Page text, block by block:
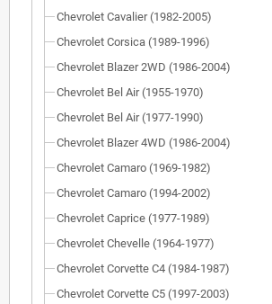
Chevrolet Cavalier (1982-2005)
Chevrolet Corsica (1989-1996)
Chevrolet Blazer 2WD (1986-2004)
Chevrolet Bel Air (1955-1970)
Chevrolet Bel Air (1977-1990)
Chevrolet Blazer 4WD (1986-2004)
Chevrolet Camaro (1969-1982)
Chevrolet Camaro (1994-2002)
Chevrolet Caprice (1977-1989)
Chevrolet Chevelle (1964-1977)
Chevrolet Corvette C4 (1984-1987)
Chevrolet Corvette C5 (1997-2003)